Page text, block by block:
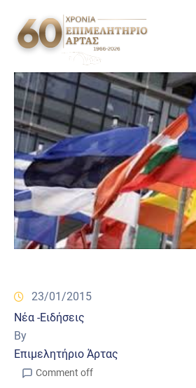
23/01/2015
Νέα -Ειδήσεις
By
Επιμελητήριο Άρτας
Comment off